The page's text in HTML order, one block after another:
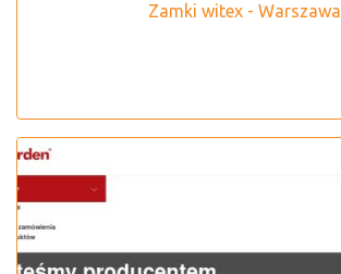
Zamki witex - Warszawa